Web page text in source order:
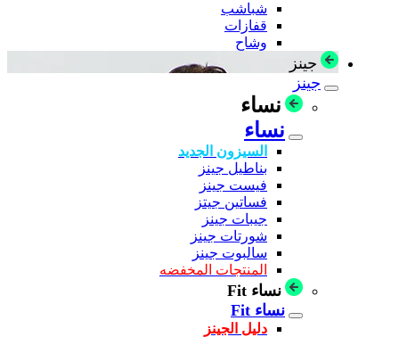
شباشب
قفازات
وشاح
جينز
جينز
نساء
نساء
السيزون الجديد
بناطيل جينز
فيست جينز
فساتين جيتز
جيبات جينز
شورتات جينز
سالبوت جينز
المنتجات المخفضه
نساء Fit
نساء Fit
دليل الجينز